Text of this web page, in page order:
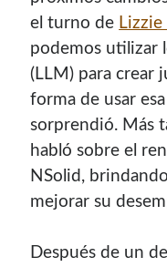
If you like this
give a small
creating content for
Si te gusta este sitio
pequeña donación.
contenido para este
el turno de Lizzie
podemos utilizar
(LLM) para crear
forma de usar
sorprendió. Más
habló sobre el
NSolid,
mejorar su
Después de un